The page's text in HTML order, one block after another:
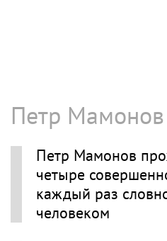
Петр Мамонов
Петр Мамонов
четыре
каждый раз
человеком